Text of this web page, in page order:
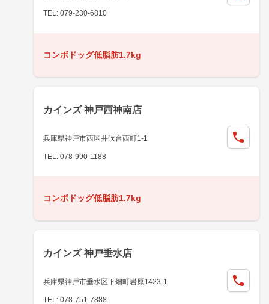
TEL: 079-230-6810
コンボドッグ低脂肪1.7kg
カインズ 神戸西神南店
兵庫県神戸市西区井吹台西町1-1
TEL: 078-990-1188
コンボドッグ低脂肪1.7kg
カインズ 神戸垂水店
兵庫県神戸市垂水区下畑町岩原1423-1
TEL: 078-751-7888